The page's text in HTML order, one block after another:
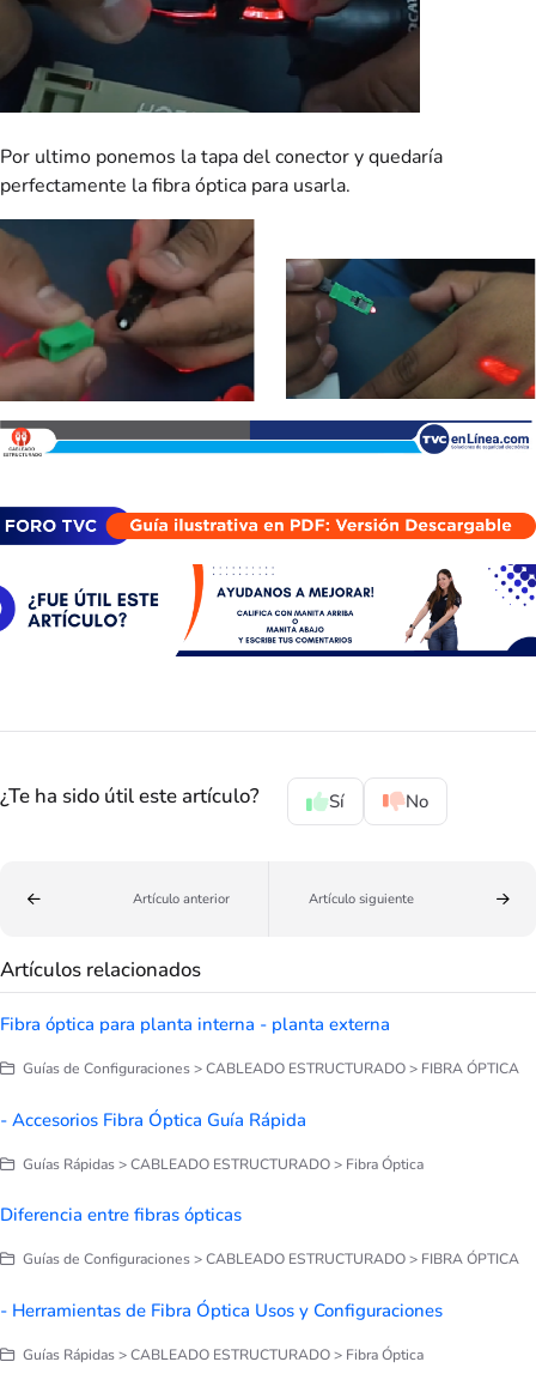
Por ultimo ponemos la tapa del conector y quedaría
perfectamente la fibra óptica para usarla.
¿Te ha sido útil este artículo? Sí No
Artículo anterior Artículo siguiente
Artículos relacionados
Fibra óptica para planta interna - planta externa
Guías de Configuraciones > CABLEADO ESTRUCTURADO > FIBRA ÓPTICA
- Accesorios Fibra Óptica Guía Rápida
Guías Rápidas > CABLEADO ESTRUCTURADO > Fibra Óptica
Diferencia entre fibras ópticas
Guías de Configuraciones > CABLEADO ESTRUCTURADO > FIBRA ÓPTICA
- Herramientas de Fibra Óptica Usos y Configuraciones
Guías Rápidas > CABLEADO ESTRUCTURADO > Fibra Óptica